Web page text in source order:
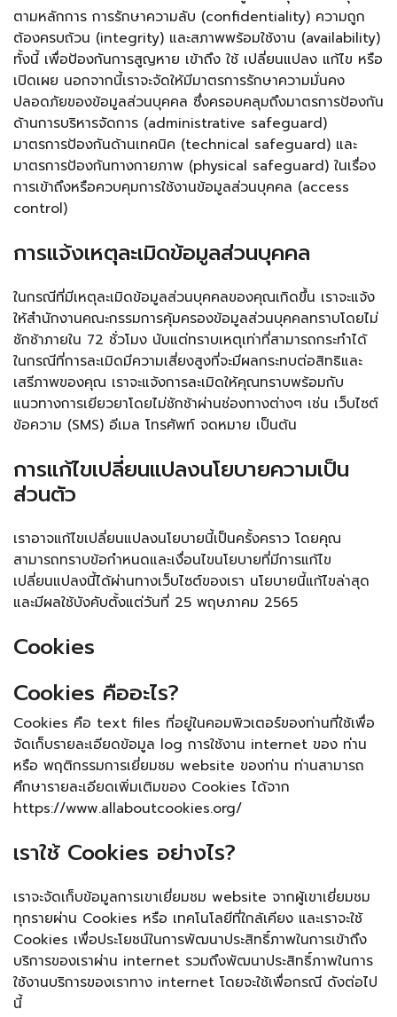
ตามหลักการ การรักษาความลับ (confidentiality) ความถูก
ต้องครบถ้วน (integrity) และสภาพพร้อมใช้งาน (availability)
ทั้งนี้ เพื่อป้องกันการสูญหาย เข้าถึง ใช้ เปลี่ยนแปลง แก้ไข หรือ
เปิดเผย นอกจากนี้เราจะจัดให้มีมาตรการรักษาความมั่นคง
ปลอดภัยของข้อมูลส่วนบุคคล ซึ่งครอบคลุมถึงมาตรการป้องกัน
ด้านการบริหารจัดการ (administrative safeguard)
มาตรการป้องกันด้านเทคนิค (technical safeguard) และ
มาตรการป้องกันทางกายภาพ (physical safeguard) ในเรื่อง
การเข้าถึงหรือควบคุมการใช้งานข้อมูลส่วนบุคคล (access
control)
การแจ้งเหตุละเมิดข้อมูลส่วนบุคคล
ในกรณีที่มีเหตุละเมิดข้อมูลส่วนบุคคลของคุณเกิดขึ้น เราจะแจ้ง
ให้สำนักงานคณะกรรมการคุ้มครองข้อมูลส่วนบุคคลทราบโดยไม่
ชักช้าภายใน 72 ชั่วโมง นับแต่ทราบเหตุเท่าที่สามารถกระทำได้
ในกรณีที่การละเมิดมีความเสี่ยงสูงที่จะมีผลกระทบต่อสิทธิและ
เสรีภาพของคุณ เราจะแจ้งการละเมิดให้คุณทราบพร้อมกับ
แนวทางการเยียวยาโดยไม่ชักช้าผ่านช่องทางต่างๆ เช่น เว็บไซต์
ข้อความ (SMS) อีเมล โทรศัพท์ จดหมาย เป็นต้น
การแก้ไขเปลี่ยนแปลงนโยบายความเป็น
ส่วนตัว
เราอาจแก้ไขเปลี่ยนแปลงนโยบายนี้เป็นครั้งคราว โดยคุณ
สามารถทราบข้อกำหนดและเงื่อนไขนโยบายที่มีการแก้ไข
เปลี่ยนแปลงนี้ได้ผ่านทางเว็บไซต์ของเรา นโยบายนี้แก้ไขล่าสุด
และมีผลใช้บังคับตั้งแต่วันที่ 25 พฤษภาคม 2565
Cookies
Cookies คืออะไร?
Cookies คือ text files ที่อยู่ในคอมพิวเตอร์ของท่านที่ใช้เพื่อ
จัดเก็บรายละเอียดข้อมูล log การใช้งาน internet ของ ท่าน
หรือ พฤติกรรมการเยี่ยมชม website ของท่าน ท่านสามารถ
ศึกษารายละเอียดเพิ่มเติมของ Cookies ได้จาก
https://www.allaboutcookies.org/
เราใช้ Cookies อย่างไร?
เราจะจัดเก็บข้อมูลการเขาเยี่ยมชม website จากผู้เขาเยี่ยมชม
ทุกรายผ่าน Cookies หรือ เทคโนโลยีที่ใกล้เคียง และเราจะใช้
Cookies เพื่อประโยชน์ในการพัฒนาประสิทธิ์ภาพในการเข้าถึง
บริการของเราผ่าน internet รวมถึงพัฒนาประสิทธิ์ภาพในการ
ใช้งานบริการของเราทาง internet โดยจะใช้เพื่อกรณี ดังต่อไป
นี้